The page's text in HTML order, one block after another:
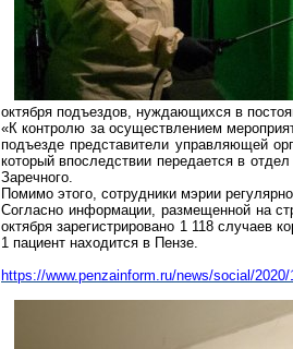
октября подъездов, нуждающихся в
«Кконтролю заосуществлением
подъезде представители управляющей
который впоследствии передается в
Заречного.
Помимо этого, сотрудники мэрии
Согласно информации, размещенной на
октября зарегистрировано 1 118 случаев
1 пациент находится в Пензе.
https://www.penzainform.ru/news/social/